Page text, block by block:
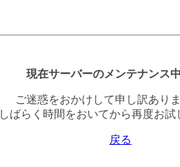
現在サーバーのメンテナンス中
ご迷惑をおかけして申し訳ありま
しばらく時間をおいてから再度お試
戻る